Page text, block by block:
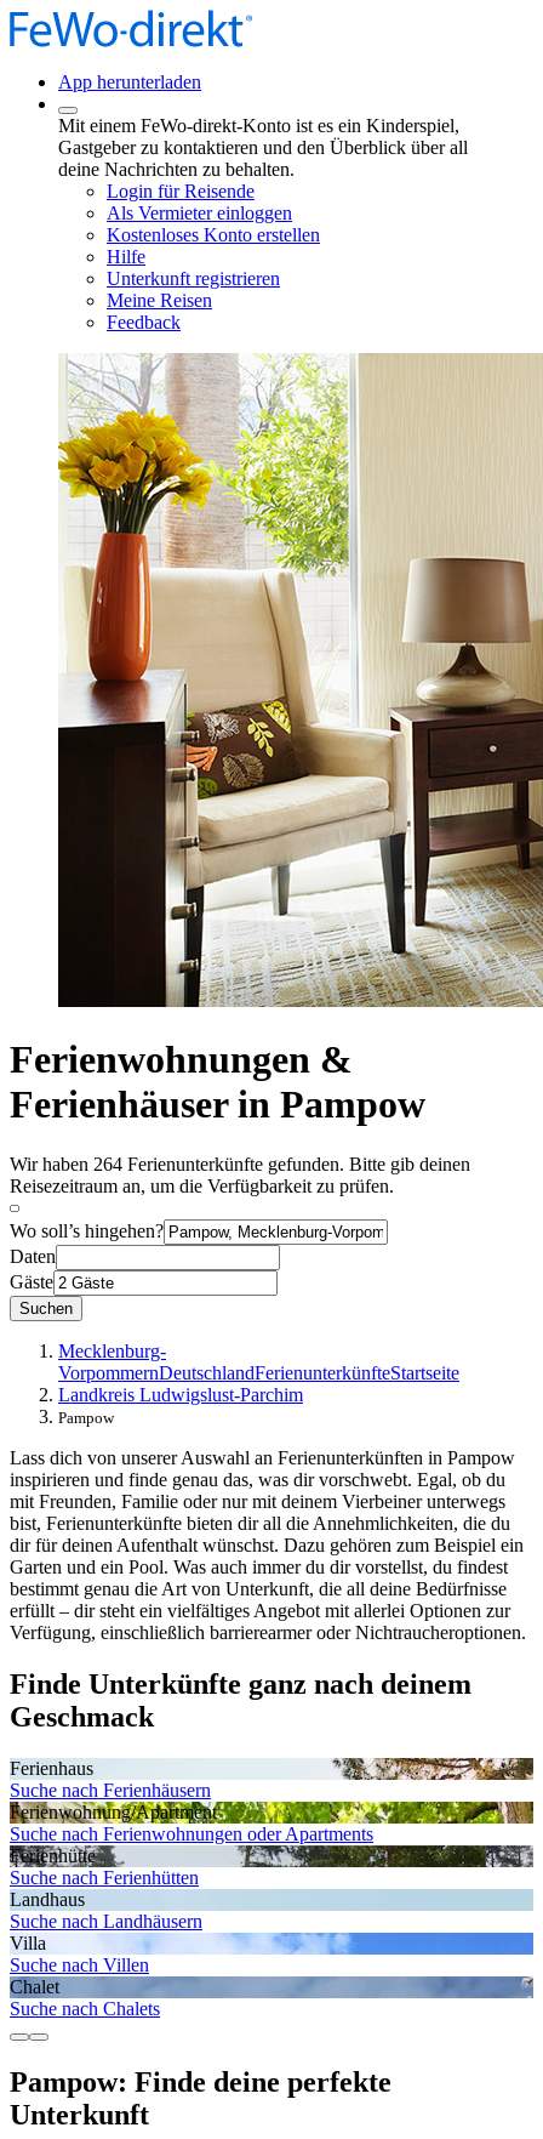
App herunterladen
Mit einem FeWo-direkt-Konto ist es ein Kinderspiel,
Gastgeber zu kontaktieren und den Überblick über all
deine Nachrichten zu behalten.
Login für Reisende
Als Vermieter einloggen
Kostenloses Konto erstellen
Hilfe
Unterkunft registrieren
Meine Reisen
Feedback
Ferienwohnungen &
Ferienhäuser in Pampow
Wir haben 264 Ferienunterkünfte gefunden. Bitte gib deinen
Reisezeitraum an, um die Verfügbarkeit zu prüfen.
Wo soll’s hingehen?
Daten
Gäste
Suchen
Mecklenburg-
VorpommernDeutschlandFerienunterkünfteStartseite
Landkreis Ludwigslust-Parchim
Pampow
Lass dich von unserer Auswahl an Ferienunterkünften in Pampow
inspirieren und finde genau das, was dir vorschwebt. Egal, ob du
mit Freunden, Familie oder nur mit deinem Vierbeiner unterwegs
bist, Ferienunterkünfte bieten dir all die Annehmlichkeiten, die du
dir für deinen Aufenthalt wünschst. Dazu gehören zum Beispiel ein
Garten und ein Pool. Was auch immer du dir vorstellst, du findest
bestimmt genau die Art von Unterkunft, die all deine Bedürfnisse
erfüllt – dir steht ein vielfältiges Angebot mit allerlei Optionen zur
Verfügung, einschließlich barrierearmer oder Nichtraucheroptionen.
Finde Unterkünfte ganz nach deinem
Geschmack
Ferienhaus
Suche nach Ferienhäusern
Ferienwohnung/Apartment
Suche nach Ferienwohnungen oder Apartments
Ferienhütte
Suche nach Ferienhütten
Landhaus
Suche nach Landhäusern
Villa
Suche nach Villen
Chalet
Suche nach Chalets
Pampow: Finde deine perfekte
Unterkunft